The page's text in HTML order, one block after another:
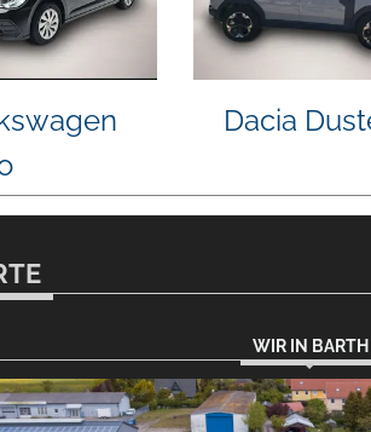
Nissan Ariya
WIR IN BARTH